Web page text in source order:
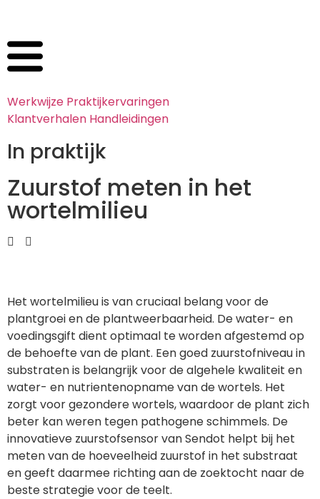
Werkwijze Praktijkervaringen
Klantverhalen Handleidingen
In praktijk
Zuurstof meten in het
wortelmilieu
Het wortelmilieu is van cruciaal belang voor de
plantgroei en de plantweerbaarheid. De water- en
voedingsgift dient optimaal te worden afgestemd op
de behoefte van de plant. Een goed zuurstofniveau in
substraten is belangrijk voor de algehele kwaliteit en
water- en nutrientenopname van de wortels. Het
zorgt voor gezondere wortels, waardoor de plant zich
beter kan weren tegen pathogene schimmels. De
innovatieve zuurstofsensor van Sendot helpt bij het
meten van de hoeveelheid zuurstof in het substraat
en geeft daarmee richting aan de zoektocht naar de
beste strategie voor de teelt.